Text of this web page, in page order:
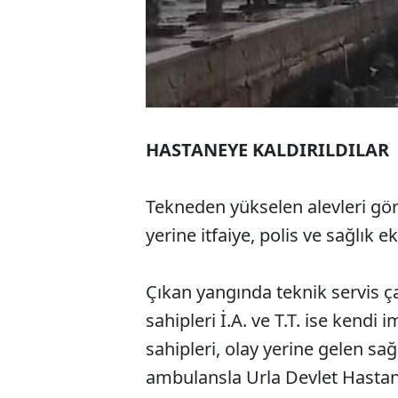
HASTANEYE KALDIRILDILAR
Tekneden yükselen alevleri
yerine itfaiye, polis ve sağlık
Çıkan yangında teknik servis
sahipleri İ.A. ve T.T. ise kendi
sahipleri, olay yerine gelen
ambulansla Urla Devlet